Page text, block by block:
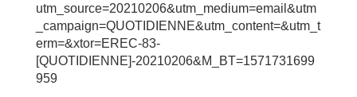
utm_source=20210206&utm_medium=email&utm
_campaign=QUOTIDIENNE&utm_content=&utm_t
erm=&xtor=EREC-83-
[QUOTIDIENNE]-20210206&M_BT=1571731699
959